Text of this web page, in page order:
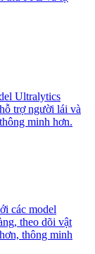
Ultralytics
trợ người lái và
minh hơn.
các model
theo dõi vật
thông minh